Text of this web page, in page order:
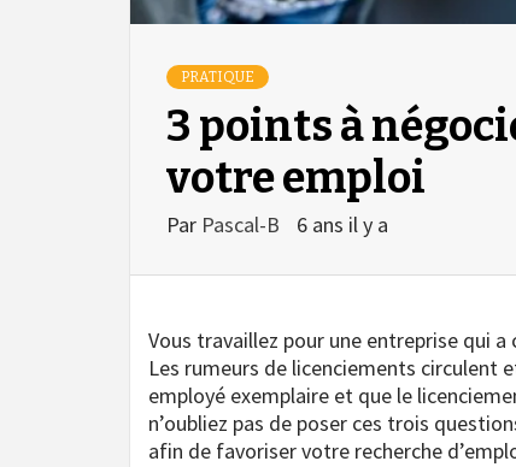
PRATIQUE
3 points à
votre emploi
Par Pascal-B 6 ans il y a
Vous travaillez pour une entreprise qui
Les rumeurs de licenciements circulent
employé exemplaire et que le
n’oubliez pas de poser ces trois
afin de favoriser votre recherche